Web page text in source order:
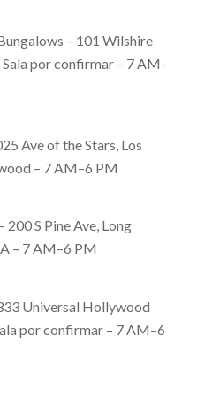
– 101 Wilshire
por confirmar – 7 AM-
Ave of the Stars, Los
– 7 AM–6 PM
S Pine Ave, Long
– 7 AM–6 PM
Universal Hollywood
por confirmar – 7 AM–6